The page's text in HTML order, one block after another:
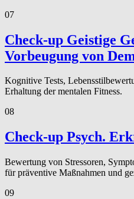
07
Check-up Geistige
Vorbeugung von
Kognitive Tests,
Erhaltung der mentalen Fitness.
08
Check-up Psych.
Bewertung von Stressoren,
für präventive Maßnahmen und
09